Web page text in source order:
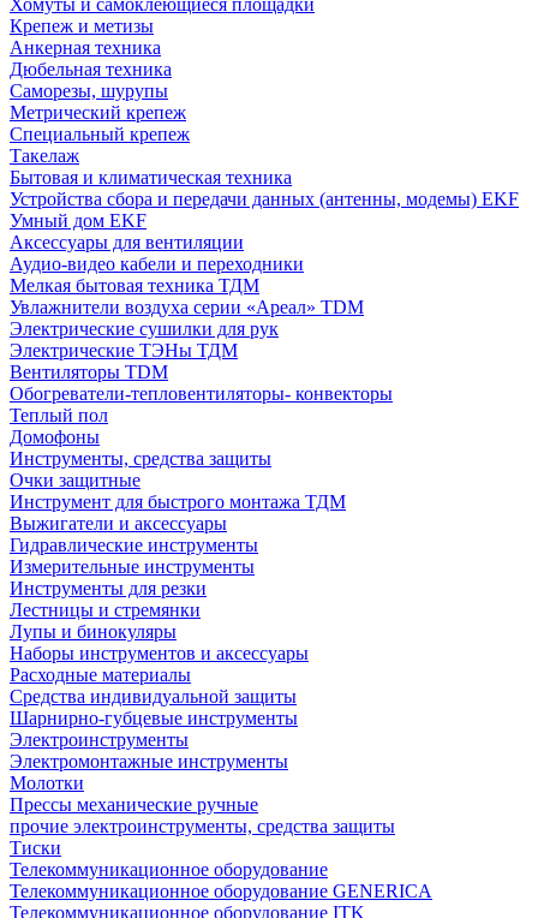
Хомуты и самоклеющиеся площадки
Крепеж и метизы
Анкерная техника
Дюбельная техника
Саморезы, шурупы
Метрический крепеж
Специальный крепеж
Такелаж
Бытовая и климатическая техника
Устройства сбора и передачи данных (антенны, модемы) EKF
Умный дом EKF
Аксессуары для вентиляции
Аудио-видео кабели и переходники
Мелкая бытовая техника ТДМ
Увлажнители воздуха серии «Ареал» TDM
Электрические сушилки для рук
Электрические ТЭНы ТДМ
Вентиляторы TDM
Обогреватели-тепловентиляторы- конвекторы
Теплый пол
Домофоны
Инструменты, средства защиты
Очки защитные
Инструмент для быстрого монтажа ТДМ
Выжигатели и аксессуары
Гидравлические инструменты
Измерительные инструменты
Инструменты для резки
Лестницы и стремянки
Лупы и бинокуляры
Наборы инструментов и аксессуары
Расходные материалы
Средства индивидуальной защиты
Шарнирно-губцевые инструменты
Электроинструменты
Электромонтажные инструменты
Молотки
Прессы механические ручные
прочие электроинструменты, средства защиты
Тиски
Телекоммуникационное оборудование
Телекоммуникационное оборудование GENERICA
Телекоммуникационное оборудование ITK